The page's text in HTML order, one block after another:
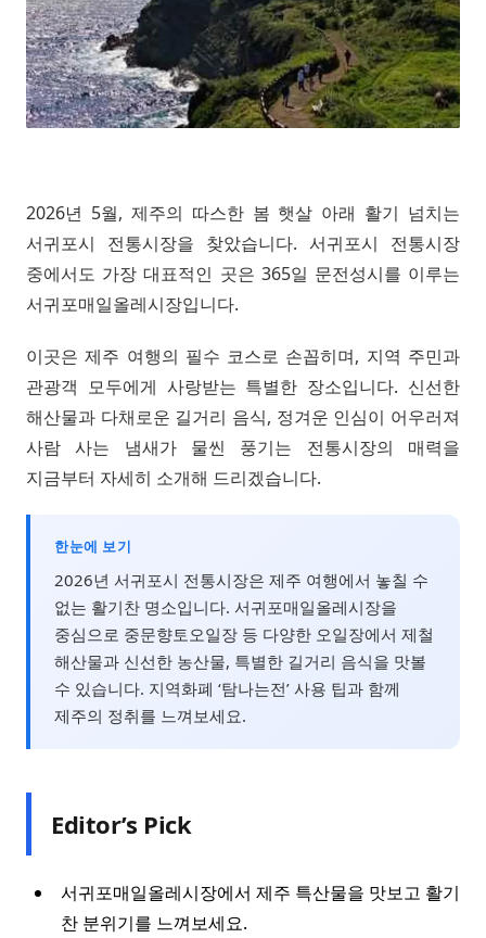
2026년 5월, 제주의 따스한 봄 햇살 아래 활기 넘치는
서귀포시 전통시장을 찾았습니다. 서귀포시 전통시장
중에서도 가장 대표적인 곳은 365일 문전성시를 이루는
서귀포매일올레시장입니다.
이곳은 제주 여행의 필수 코스로 손꼽히며, 지역 주민과
관광객 모두에게 사랑받는 특별한 장소입니다. 신선한
해산물과 다채로운 길거리 음식, 정겨운 인심이 어우러져
사람 사는 냄새가 물씬 풍기는 전통시장의 매력을
지금부터 자세히 소개해 드리겠습니다.
한눈에 보기
2026년 서귀포시 전통시장은 제주 여행에서 놓칠 수
없는 활기찬 명소입니다. 서귀포매일올레시장을
중심으로 중문향토오일장 등 다양한 오일장에서 제철
해산물과 신선한 농산물, 특별한 길거리 음식을 맛볼
수 있습니다. 지역화폐 ‘탐나는전’ 사용 팁과 함께
제주의 정취를 느껴보세요.
Editor’s Pick
서귀포매일올레시장에서 제주 특산물을 맛보고 활기
찬 분위기를 느껴보세요.